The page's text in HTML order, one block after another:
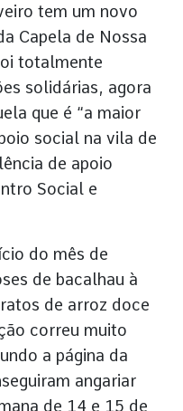
tem um novo
Capela de Nossa
totalmente
solidárias, agora
que é “a maior
social na vila de
de apoio
Social e
do mês de
de bacalhau à
de arroz doce
correu muito
a página da
angariar
de 14 e 15 de